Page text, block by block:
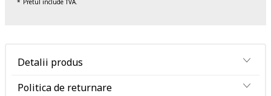
Pretul include TVA.
Detalii produs
Politica de returnare